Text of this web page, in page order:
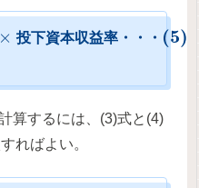
× 投下資本収益率・ ・ ・ (5)
算するには、(3)式と(4)
ればよい。